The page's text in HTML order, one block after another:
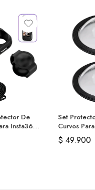
De
Insta360
Set
Curvos
X3
$ 49.900